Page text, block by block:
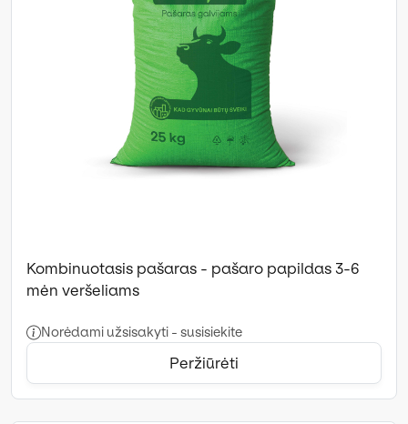
Kombinuotasis pašaras - pašaro papildas 3-6
mėn veršeliams
Norėdami užsisakyti - susisiekite
Peržiūrėti